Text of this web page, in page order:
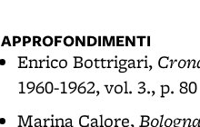
APPROFONDIMENTI
Enrico Bottrigari,
1960-1962, vol. 3., p. 80
Marina Calore,